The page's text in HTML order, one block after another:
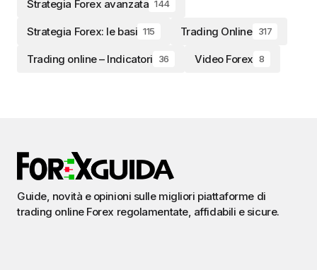
Strategia Forex avanzata 144
Strategia Forex: le basi 115 Trading Online 317
Trading online – Indicatori 36 Video Forex 8
Guide, novità e opinioni sulle migliori piattaforme di
trading online Forex regolamentate, affidabili e sicure.